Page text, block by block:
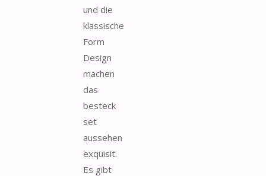
und die
klassische
Form
Design
machen
das
besteck
set
aussehen
exquisit.
Es gibt